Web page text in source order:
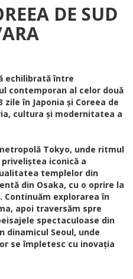
DE SUD
echilibrată între
contemporan al celor două
în Japonia și Coreea de
cultura și modernitatea a
Tokyo, unde ritmul
iconică a
templelor din
din Osaka, cu o oprire la
explorarea în
apoi traversăm spre
spectaculoase din
dinamicul Seoul, unde
se împletesc cu inovația